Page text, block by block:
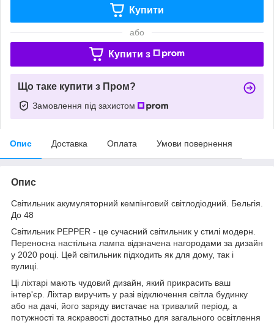
Купити
або
Купити з
Що таке купити з Пром?
Замовлення під захистом
Опис Доставка Оплата Умови повернення
Опис
Світильник акумуляторний кемпінговий світлодіодний. Бельгія.
До 48
Світильник PEPPER - це сучасний світильник у стилі модерн.
Переносна настільна лампа відзначена нагородами за дизайн
у 2020 році. Цей світильник підходить як для дому, так і
вулиці.
Ці ліхтарі мають чудовий дизайн, який прикрасить ваш
інтер'єр. Ліхтар виручить у разі відключення світла будинку
або на дачі, його заряду вистачає на тривалий період, а
потужності та яскравості достатньо для загального освітлення